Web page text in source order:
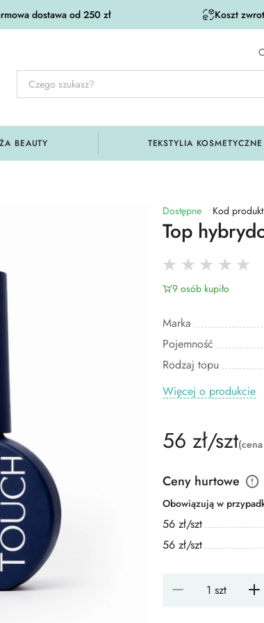
dostawa od 250 zł Koszt
BEAUTY TEKSTYLIA KOSMETYCZNE
Dostępne Kod
Top
9 osób kupiło
Marka
Pojemność
Rodzaj topu
Więcej o produkcie
56 zł/szt
Ceny hurtowe
Obowiązują w
56 zł/szt
56 zł/szt